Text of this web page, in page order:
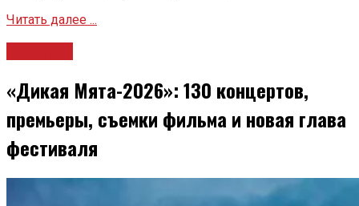
Читать далее ...
«Дикая Мята-2026»: 130 концертов,
премьеры, съемки фильма и новая глава
фестиваля